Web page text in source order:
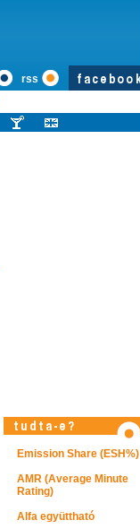
rss
Emission Share (ESH%)
AMR (Average Minute
Rating)
Alfa együttható